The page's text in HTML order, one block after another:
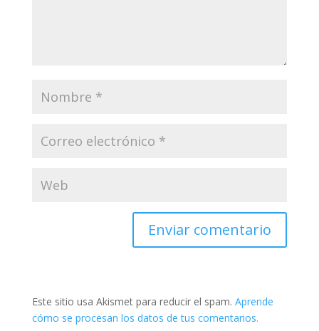
Este sitio usa Akismet para reducir el spam. Aprende
cómo se procesan los datos de tus comentarios.